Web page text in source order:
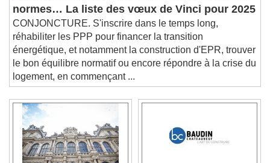
normes… La liste des vœux de Vinci pour 2025
CONJONCTURE. S'inscrire dans le temps long,
réhabiliter les PPP pour financer la transition
énergétique, et notamment la construction d'EPR, trouver
le bon équilibre normatif ou encore répondre à la crise du
logement, en commençant ...